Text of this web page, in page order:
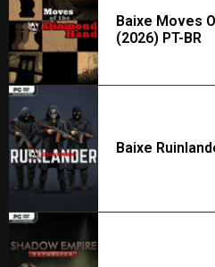
Baixe Moves
(2026) PT-BR
Baixe